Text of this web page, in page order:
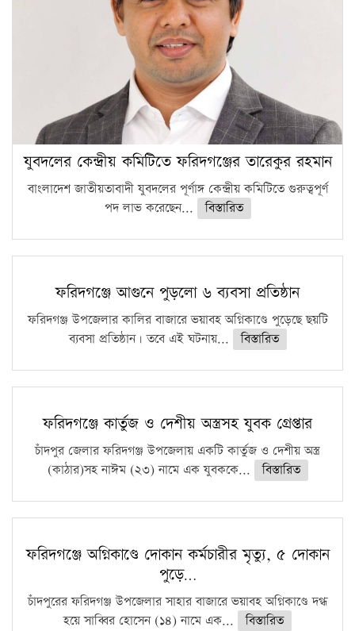
ফরিদগঞ্জে আগুনে পুড়লো ৬ ব্যবসা প্রতিষ্ঠান
যুবদলের কেন্দ্রীয় কমিটিতে ফরিদগঞ্জের তারেকুর রহমান
বাংলাদেশ জাতীয়তাবাদী যুবদলের পূর্ণাঙ্গ কেন্দ্রীয় কমিটিতে গুরুত্বপূর্ণ
পদ লাভ করেছেন...
বিস্তারিত
ফরিদগঞ্জে আগুনে পুড়লো ৬ ব্যবসা প্রতিষ্ঠান
ফরিদগঞ্জ উপজেলার কালির বাজারে ভয়াবহ অগ্নিকাণ্ডে পুড়েছে ছয়টি
ব্যবসা প্রতিষ্ঠান। তবে এই ঘটনায়...
বিস্তারিত
ফরিদগঞ্জে কার্তুজ ও দেশীয় অস্ত্রসহ যুবক গ্রেপ্তার
চাঁদপুর জেলার ফরিদগঞ্জ উপজেলায় একটি কার্তুজ ও দেশীয় অস্ত্র
(কাঠার)সহ নাঈম (২৩) নামে এক যুবককে...
বিস্তারিত
ফরিদগঞ্জে অগ্নিকাণ্ডে দোকান কর্মচারীর মৃত্যু, ৫ দোকান
পুড়ে…
চাঁদপুরের ফরিদগঞ্জ উপজেলার সাহার বাজারে ভয়াবহ অগ্নিকাণ্ডে দগ্ধ
হয়ে সাব্বির হোসেন (১৪) নামে এক...
বিস্তারিত